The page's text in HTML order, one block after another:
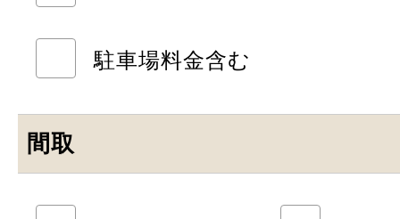
駐車場料金含む
間取